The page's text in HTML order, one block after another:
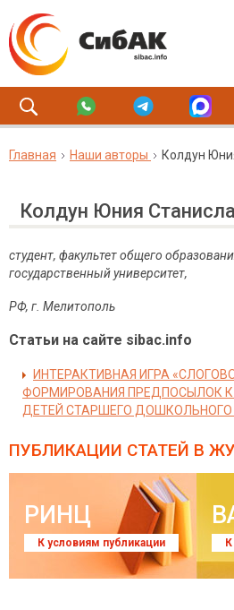
Главная Наши авторы Колдун
Колдун Юния
студент, факультет общего
государственный университет,
РФ, г. Мелитополь
Статьи на сайте sibac.info
ИНТЕРАКТИВНАЯ ИГРА
ФОРМИРОВАНИЯ ПРЕДПОСЫЛОК
ДЕТЕЙ СТАРШЕГО ДОШКОЛЬНОГО
ПУБЛИКАЦИИ СТАТЕЙ В
РИНЦ
К условиям публикации